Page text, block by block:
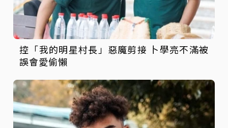
控「我的明星村長」惡魔剪接 卜學亮不滿被
誤會愛偷懶